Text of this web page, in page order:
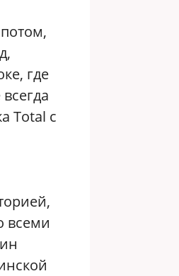
где
Total c
всеми